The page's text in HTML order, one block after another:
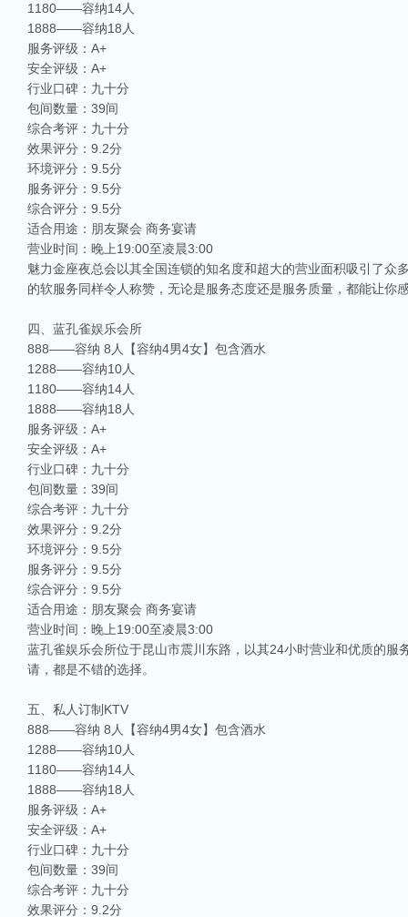
1180——容纳14人
1888——容纳18人
服务评级：A+
安全评级：A+
行业口碑：九十分
包间数量：39间
综合考评：九十分
效果评分：9.2分
环境评分：9.5分
服务评分：9.5分
综合评分：9.5分
适合用途：朋友聚会 商务宴请
营业时间：晚上19:00至凌晨3:00
魅力金座夜总会以其全国连锁的知名度和超大的营业面积吸引了
的软服务同样令人称赞，无论是服务态度还是服务质量，都能让你
四、蓝孔雀娱乐会所
888——容纳 8人【容纳4男4女】包含酒水
1288——容纳10人
1180——容纳14人
1888——容纳18人
服务评级：A+
安全评级：A+
行业口碑：九十分
包间数量：39间
综合考评：九十分
效果评分：9.2分
环境评分：9.5分
服务评分：9.5分
综合评分：9.5分
适合用途：朋友聚会 商务宴请
营业时间：晚上19:00至凌晨3:00
蓝孔雀娱乐会所位于昆山市震川东路，以其24小时营业和优质的
请，都是不错的选择。
五、私人订制KTV
888——容纳 8人【容纳4男4女】包含酒水
1288——容纳10人
1180——容纳14人
1888——容纳18人
服务评级：A+
安全评级：A+
行业口碑：九十分
包间数量：39间
综合考评：九十分
效果评分：9.2分